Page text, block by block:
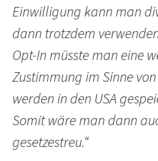
Einwilligung kann man
dann trotzdem
Opt-In müsste man eine
Zustimmung im Sinne
werden in den USA
Somit wäre man dann
gesetzestreu.“